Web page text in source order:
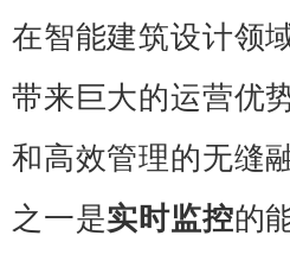
在智能建筑设计领
带来巨大的运营优
和高效管理的无缝
之一是实时监控的